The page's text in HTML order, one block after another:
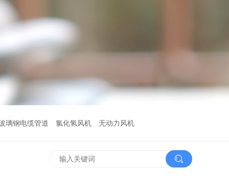
璃钢电缆管道 氯化氢风机 无动力风机